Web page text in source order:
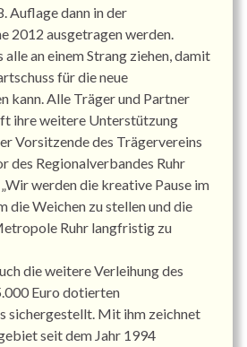
Auflage dann in der
2012 ausgetragen werden.
alle an einem Strang ziehen, damit
für die neue
kann. Alle Träger und Partner
ihre weitere Unterstützung
Vorsitzende des Trägervereins
des Regionalverbandes Ruhr
werden die kreative Pause im
die Weichen zu stellen und die
Ruhr langfristig zu
die weitere Verleihung des
Euro dotierten
sichergestellt. Mit ihm zeichnet
seit dem Jahr 1994